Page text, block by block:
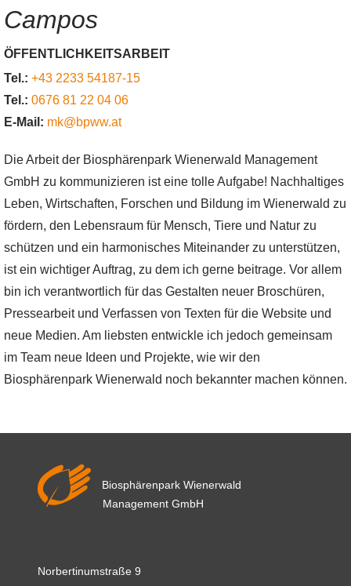
Campos
ÖFFENTLICHKEITSARBEIT
Tel.: +43 2233 54187-15
Tel.: 0676 81 22 04 06
E-Mail: mk@bpww.at
Die Arbeit der Biosphärenpark Wienerwald Management
GmbH zu kommunizieren ist eine tolle Aufgabe! Nachhaltiges
Leben, Wirtschaften, Forschen und Bildung im Wienerwald zu
fördern, den Lebensraum für Mensch, Tiere und Natur zu
schützen und ein harmonisches Miteinander zu unterstützen,
ist ein wichtiger Auftrag, zu dem ich gerne beitrage. Vor allem
bin ich verantwortlich für das Gestalten neuer Broschüren,
Pressearbeit und Verfassen von Texten für die Website und
neue Medien. Am liebsten entwickle ich jedoch gemeinsam
im Team neue Ideen und Projekte, wie wir den
Biosphärenpark Wienerwald noch bekannter machen können.
Biosphärenpark Wienerwald
Management GmbH
Norbertinumstraße 9